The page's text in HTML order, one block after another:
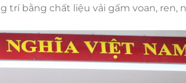
trí bằng chất liệu vải gấm voan, ren,